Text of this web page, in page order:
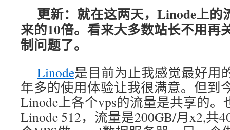
更新：就在这两天，Linode上的
来的10倍。看来大多数站长不用再
制问题了。
Linode是目前为止我感觉最好用
年多的使用体验让我很满意。但到
Linode上各个vps的流量是共享的
Linode 512，流量是200GB/月x2,共